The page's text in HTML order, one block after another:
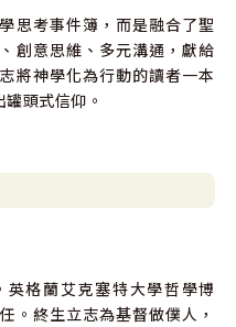
思考事件簿，而是融合了聖
創意思維、多元溝通，獻給
將神學化為行動的讀者一本
頭式信仰。
格蘭艾克塞特大學哲學博
。終生立志為基督做僕人，